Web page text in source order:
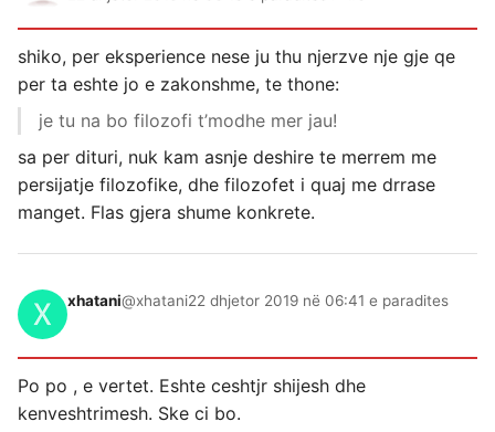
shiko, per eksperience nese ju thu njerzve nje gje qe
per ta eshte jo e zakonshme, te thone:
je tu na bo filozofi t’modhe mer jau!
sa per dituri, nuk kam asnje deshire te merrem me
persijatje filozofike, dhe filozofet i quaj me drrase
manget. Flas gjera shume konkrete.
xhatani@xhatani22 dhjetor 2019 në 06:41 e paradites
Po po , e vertet. Eshte ceshtjr shijesh dhe
kenveshtrimesh. Ske ci bo.